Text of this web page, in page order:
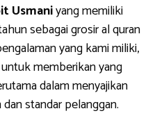
Usmaniyang memiliki
sebagai grosir al quran
yang kami miliki,
memberikan yang
dalam menyajikan
standar pelanggan.